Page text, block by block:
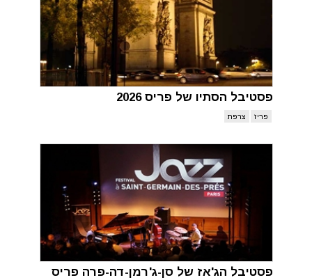
פסטיבל הסתיו של פריס 2026
פריז צרפת
פסטיבל הג'אז של סן-ג'רמן-דה-פרה פריס